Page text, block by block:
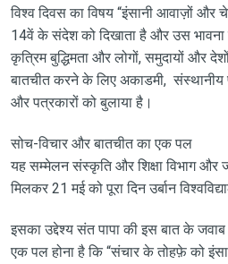
विश्व दिवस का विषय “इंसानी आवाज़ों और
14वें के संदेश को दिखाता है और उस
कृत्रिम बुद्धिमता और लोगों, समुदायों और
बातचीत करने के लिए अकाडमी, संस्थानीय
और पत्रकारों को बुलाया है।
सोच-विचार और बातचीत का एक पल
यह सम्मेलन संस्कृति और शिक्षा विभाग
मिलकर 21 मई को पूरा दिन उर्बान
इसका उद्देश्य संत पापा की इस बात के
एक पल होना है कि “संचार के तोहफ़े को